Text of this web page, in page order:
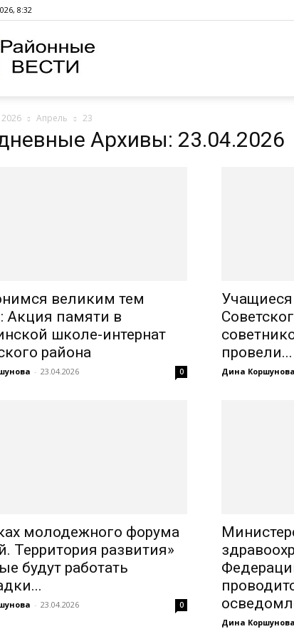
8:32
газеты
2026 Апрель 23
Архивы: 23.04.2026
великим тем
Акция памяти в
школе-интернат
района
- 23.04.2026 0
провели...
Дина Коршунова
молодежного форума
Территория развития»
будут работать
- 23.04.2026 0
Дина Коршунова